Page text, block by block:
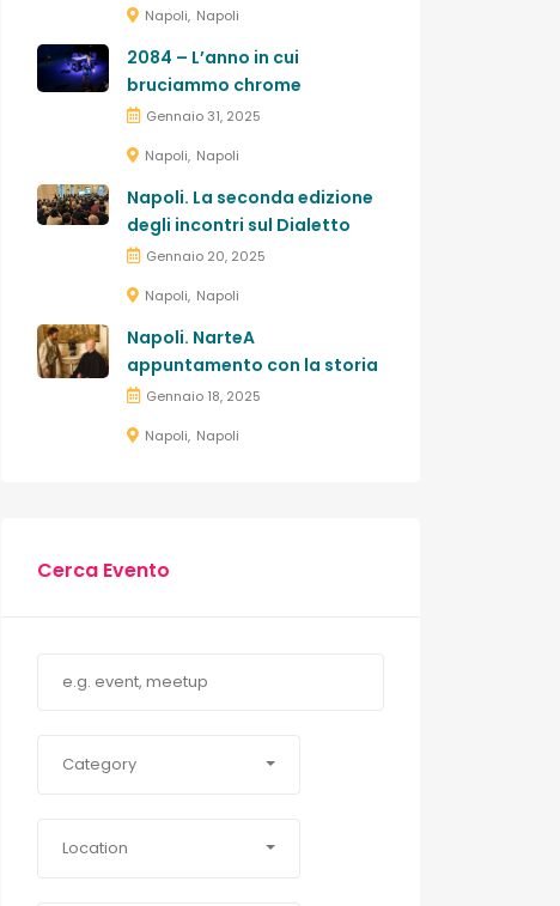
Napoli Napoli
2084 – L’anno in cui
bruciammo chrome
Gennaio 31, 2025
Napoli Napoli
Napoli. La seconda edizione
degli incontri sul Dialetto
Gennaio 20, 2025
Napoli Napoli
Napoli. NarteA
appuntamento con la storia
Gennaio 18, 2025
Napoli Napoli
Cerca Evento
Category
Location